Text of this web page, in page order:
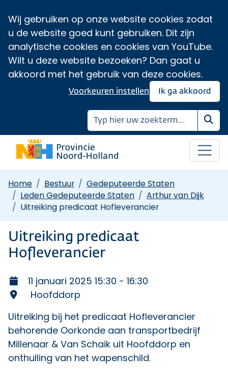
Wij gebruiken op onze website cookies zodat
u de website goed kunt gebruiken. Dit zijn
analytische cookies en cookies van YouTube.
Wilt u deze website bezoeken? Dan gaat u
akkoord met het gebruik van deze cookies.
Ik ga akkoord
Voorkeuren instellen
Home Bestuur
Gedeputeerde Staten
Leden Gedeputeerde Staten
Arthur van Dijk
Uitreiking predicaat Hofleverancier
Uitreiking predicaat
Hofleverancier
11 januari 2025 15:30 - 16:30
Hoofddorp
Uitreiking bij het predicaat Hofleverancier
behorende Oorkonde aan transportbedrijf
Millenaar & Van Schaik uit Hoofddorp en
onthulling van het wapenschild.